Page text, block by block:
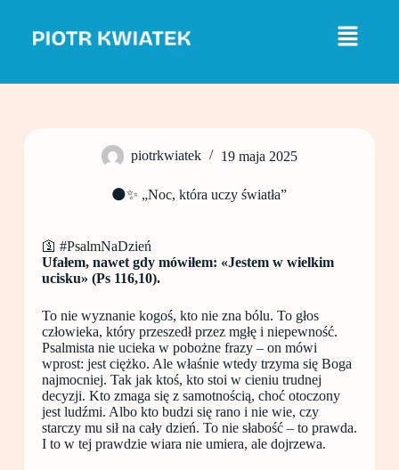
j
piotrkwiatek 19 maja 2025
🌑✨ „Noc, która uczy światła”
🛐 #PsalmNaDzień
Ufałem, nawet gdy mówiłem: «Jestem w wielkim
ucisku» (Ps 116,10).
To nie wyznanie kogoś, kto nie zna bólu. To głos
człowieka, który przeszedł przez mgłę i niepewność.
Psalmista nie ucieka w pobożne frazy – on mówi
wprost: jest ciężko. Ale właśnie wtedy trzyma się Boga
najmocniej. Tak jak ktoś, kto stoi w cieniu trudnej
decyzji. Kto zmaga się z samotnością, choć otoczony
jest ludźmi. Albo kto budzi się rano i nie wie, czy
starczy mu sił na cały dzień. To nie słabość – to prawda.
I to w tej prawdzie wiara nie umiera, ale dojrzewa.